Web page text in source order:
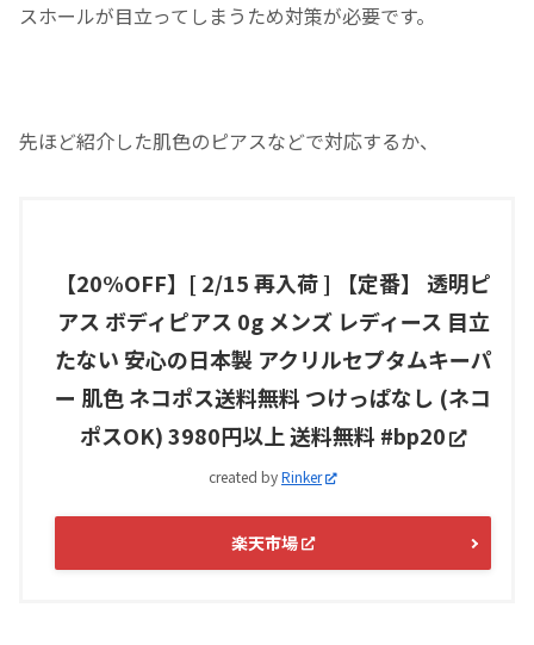
スホールが目立ってしまうため対策が必要です。
先ほど紹介した肌色のピアスなどで対応するか、
【20%OFF】[ 2/15 再入荷 ] 【定番】 透明ピ
アス ボディピアス 0g メンズ レディース 目立
たない 安心の日本製 アクリルセプタムキーパ
ー 肌色 ネコポス送料無料 つけっぱなし (ネコ
ポスOK) 3980円以上 送料無料 #bp20
created byRinker
楽天市場